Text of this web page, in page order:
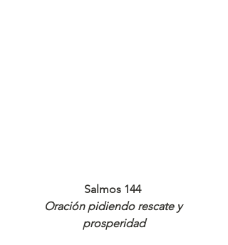
Salmos 144
Oración pidiendo rescate y
prosperidad